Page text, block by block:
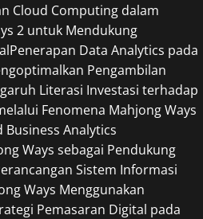
Cloud Computing dalam
2 untuk Mendukung
Penerapan Data Analytics pada
Pengambilan
Literasi Investasi terhadap
Fenomena Mahjong Ways
Analytics
Ways sebagai Pendukung
Sistem Informasi
Ways Menggunakan
Pemasaran Digital pada